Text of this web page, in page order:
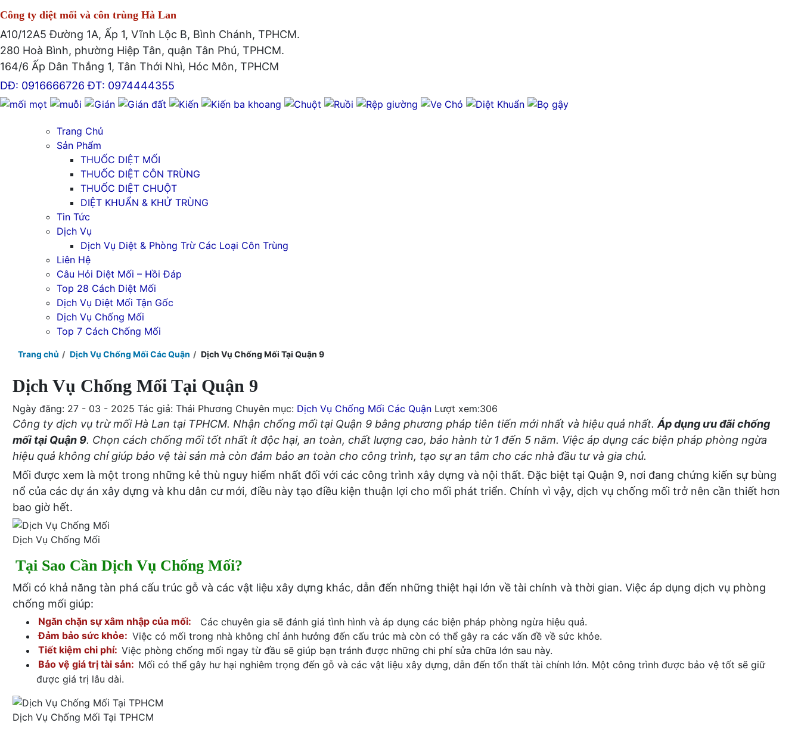
Công ty diệt mối và côn trùng Hà Lan
A10/12A5 Đường 1A, Ấp 1, Vĩnh Lộc B, Bình Chánh, TPHCM.
280 Hoà Bình, phường Hiệp Tân, quận Tân Phú, TPHCM.
164/6 Ấp Dân Thắng 1, Tân Thới Nhì, Hóc Môn, TPHCM
DĐ: 0916666726 ĐT: 0974444355
Trang Chủ
Sản Phẩm
THUỐC DIỆT MỐI
THUỐC DIỆT CÔN TRÙNG
THUỐC DIỆT CHUỘT
DIỆT KHUẨN & KHỬ TRÙNG
Tin Tức
Dịch Vụ
Dịch Vụ Diệt & Phòng Trừ Các Loại Côn Trùng
Liên Hệ
Câu Hỏi Diệt Mối – Hồi Đáp
Top 28 Cách Diệt Mối
Dịch Vụ Diệt Mối Tận Gốc
Dịch Vụ Chống Mối
Top 7 Cách Chống Mối
Trang chủ Dịch Vụ Chống Mối Các Quận Dịch Vụ Chống Mối Tại Quận 9
Dịch Vụ Chống Mối Tại Quận 9
Ngày đăng: 27 - 03 - 2025 Tác giả: Thái Phương Chuyên mục: Dịch Vụ Chống Mối Các Quận Lượt xem:306
Công ty dịch vụ trừ mối Hà Lan tại TPHCM. Nhận chống mối tại Quận 9 bằng phương pháp tiên tiến mới nhất và hiệu quả nhất.Áp dụng ưu đãi chống
mối tại Quận 9. Chọn cách chống mối tốt nhất ít độc hại, an toàn, chất lượng cao, bảo hành từ 1 đến 5 năm. Việc áp dụng các biện pháp phòng ngừa
hiệu quả không chỉ giúp bảo vệ tài sản mà còn đảm bảo an toàn cho công trình, tạo sự an tâm cho các nhà đầu tư và gia chủ.
Mối được xem là một trong những kẻ thù nguy hiểm nhất đối với các công trình xây dựng và nội thất. Đặc biệt tại Quận 9, nơi đang chứng kiến sự bùng
nổ của các dự án xây dựng và khu dân cư mới, điều này tạo điều kiện thuận lợi cho mối phát triển. Chính vì vậy, dịch vụ chống mối trở nên cần thiết hơn
bao giờ hết.
Dịch Vụ Chống Mối
Tại Sao Cần Dịch Vụ Chống Mối?
Mối có khả năng tàn phá cấu trúc gỗ và các vật liệu xây dựng khác, dẫn đến những thiệt hại lớn về tài chính và thời gian. Việc áp dụng dịch vụ phòng
chống mối giúp:
Ngăn chặn sự xâm nhập của mối:
Các chuyên gia sẽ đánh giá tình hình và áp dụng các biện pháp phòng ngừa hiệu quả.
Đảm bảo sức khỏe: Việc có mối trong nhà không chỉ ảnh hưởng đến cấu trúc mà còn có thể gây ra các vấn đề về sức khỏe.
Tiết kiệm chi phí: Việc phòng chống mối ngay từ đầu sẽ giúp bạn tránh được những chi phí sửa chữa lớn sau này.
Bảo vệ giá trị tài sản: Mối có thể gây hư hại nghiêm trọng đến gỗ và các vật liệu xây dựng, dẫn đến tổn thất tài chính lớn. Một công trình được bảo vệ tốt sẽ giữ
được giá trị lâu dài.
Dịch Vụ Chống Mối Tại TPHCM